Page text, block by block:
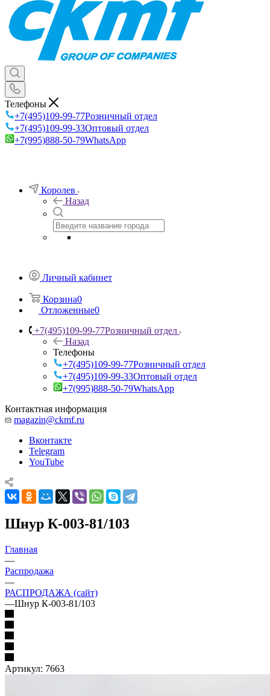
Телефоны
+7(495)109-99-77Розничный отдел
+7(495)109-99-33Оптовый отдел
+7(995)888-50-79WhatsApp
Королев
Назад
Личный кабинет
Корзина0
Отложенные0
+7(495)109-99-77Розничный отдел
Назад
Телефоны
+7(495)109-99-77Розничный отдел
+7(495)109-99-33Оптовый отдел
+7(995)888-50-79WhatsApp
Контактная информация
magazin@ckmf.ru
Вконтакте
Telegram
YouTube
Шнур К-003-81/103
Главная
—
Распродажа
—
РАСПРОДАЖА (сайт)
—Шнур К-003-81/103
Артикул: 7663